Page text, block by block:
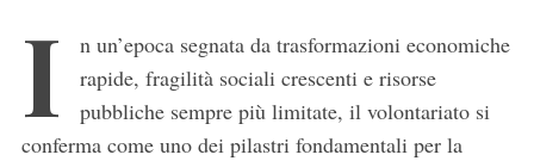
I
n un’epoca segnata da trasformazioni economiche
rapide, fragilità sociali crescenti e risorse
pubbliche sempre più limitate, il volontariato si
conferma come uno dei pilastri fondamentali per la